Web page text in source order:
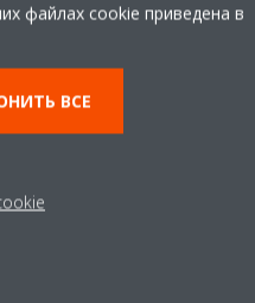
часть пыльцы в доме,
уже о том, что вы можете
слизистые от сухости. Не
файлах cookie приведена в
ВСЕ